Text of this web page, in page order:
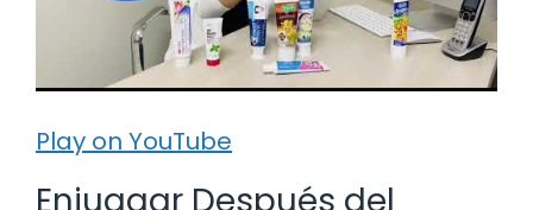
Play on YouTube
Enjuagar Después del